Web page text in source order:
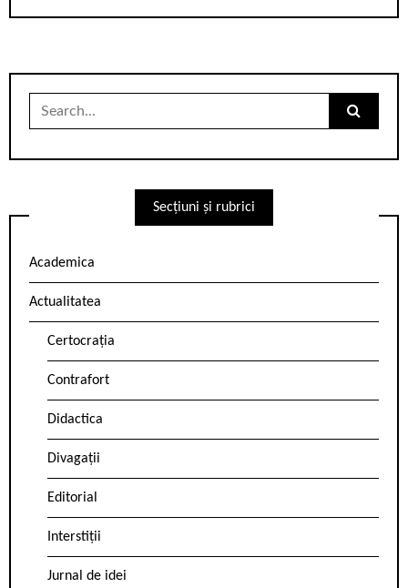
Search
Secțiuni și rubrici
Academica
Actualitatea
Certocrația
Contrafort
Didactica
Divagații
Editorial
Interstiții
Jurnal de idei